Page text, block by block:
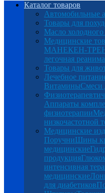
Каталог товаров
Автомобильные
Товары для
Масло
Медицинские
МАНЕКЕН-
легочная
Товары для
Лечебное
ВитаминыСмеси
Аппараты
физиотерапии
низкочастотной
Медицинские
ПоручниШины
медицинские
продукция
интенсивная
медицинские
для диабетиков